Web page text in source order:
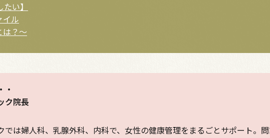
い】
イル
は？〜
・
ク院長
では婦人科、乳腺外科、内科で、女性の健康管理をまるごとサポート。